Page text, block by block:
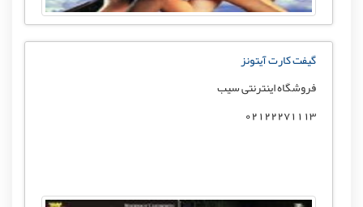
گیفت کارت آیتونز
فروشگاه اینترنتی سیب
02122271113